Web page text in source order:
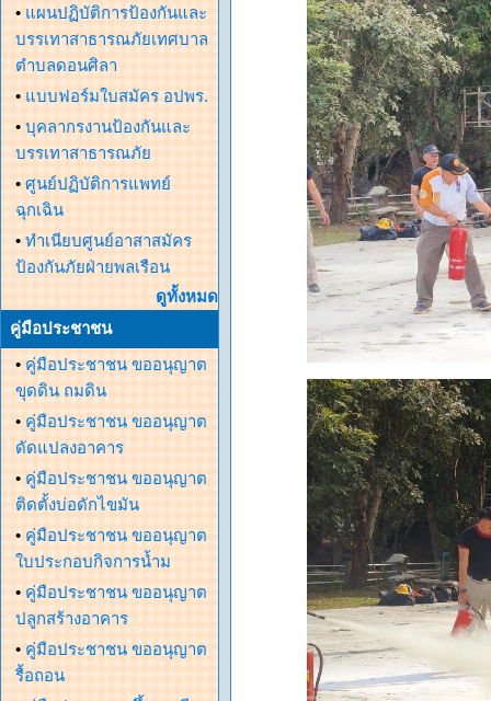
• แผนปฏิบัติการป้องกันและ
บรรเทาสาธารณภัยเทศบาล
ตำบลดอนศิลา
• แบบฟอร์มใบสมัคร อปพร.
• บุคลากรงานป้องกันและ
บรรเทาสาธารณภัย
• ศูนย์ปฏิบัติการแพทย์
ฉุกเฉิน
• ทำเนียบศูนย์อาสาสมัคร
ป้องกันภัยฝ่ายพลเรือน
ดูทั้งหมด
คู่มือประชาชน
• คู่มือประชาชน ขออนุญาต
ขุดดิน ถมดิน
• คู่มือประชาชน ขออนุญาต
ดัดแปลงอาคาร
• คู่มือประชาชน ขออนุญาต
ติดตั้งบ่อดักไขมัน
• คู่มือประชาชน ขออนุญาต
ใบประกอบกิจการน้ำม
• คู่มือประชาชน ขออนุญาต
ปลูกสร้างอาคาร
• คู่มือประชาชน ขออนุญาต
รื้อถอน